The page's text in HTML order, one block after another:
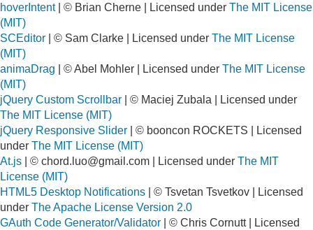
hoverIntent| © Brian Cherne | Licensed under The MIT License
(MIT)
SCEditor | © Sam Clarke | Licensed under The MIT License
(MIT)
animaDrag | © Abel Mohler | Licensed under The MIT License
(MIT)
jQuery Custom Scrollbar | © Maciej Zubala | Licensed under
The MIT License (MIT)
jQuery Responsive Slider | © booncon ROCKETS | Licensed
under The MIT License (MIT)
At.js | © chord.luo@gmail.com | Licensed under The MIT
License (MIT)
HTML5 Desktop Notifications | © Tsvetan Tsvetkov | Licensed
under The Apache License Version 2.0
GAuth Code Generator/Validator | © Chris Cornutt | Licensed